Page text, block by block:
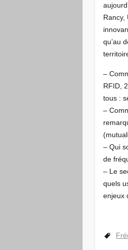
Rancy,
qu’au
–
RFID,
tous :
–
– Qui
de
– Le
quels
enjeux